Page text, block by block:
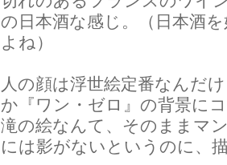
の日本酒な感じ。（日本酒
よね）
人の顔は浮世絵定番なんだ
か『ワン・ゼロ』の背景に
滝の絵なんて、そのままマ
には影がないというのに、